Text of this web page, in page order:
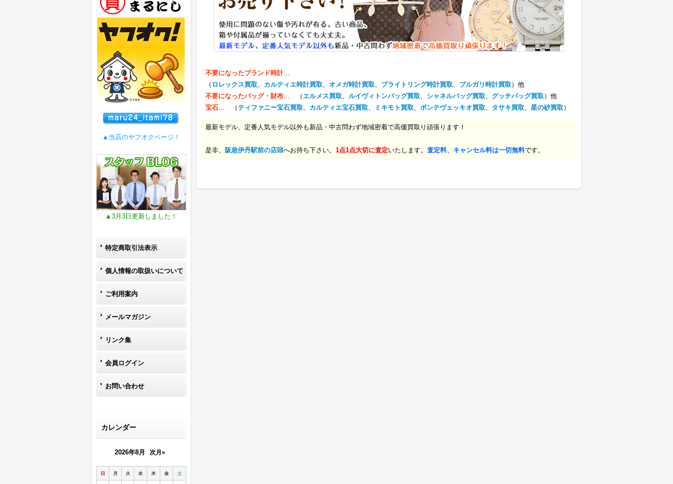
▲当店のヤフオクページ！
▲3月3日更新しました！
特定商取引法表示
個人情報の取扱いについて
ご利用案内
メールマガジン
リンク集
会員ログイン
お問い合わせ
カレンダー
2026年8月 次月»
日 月 火 水 木 金 土
不要になったブランド時計…
（ ロレックス買取、 カルティエ時計買取、 オメガ時計買取、 ブライトリング時計買取、 ブルガリ時計買取 ）他
不要になったバッグ・財布… （ エルメス買取、 ルイヴィトンバッグ買取、 シャネルバッグ買取、 グッチバッグ買取 ）他
宝石… （ティファニー宝石買取、 カルティエ宝石買取、 ミキモト買取、 ポンテヴェッキオ買取、 タサキ買取、 星の砂買取 ）
最新モデル、定番人気モデル以外も新品・中古問わず地域密着で高価買取り頑張ります！
是非、 阪急伊丹駅前の店頭へお持ち下さい。 1点1点大切に査定いたします。 査定料、キャンセル料は一切無料です。